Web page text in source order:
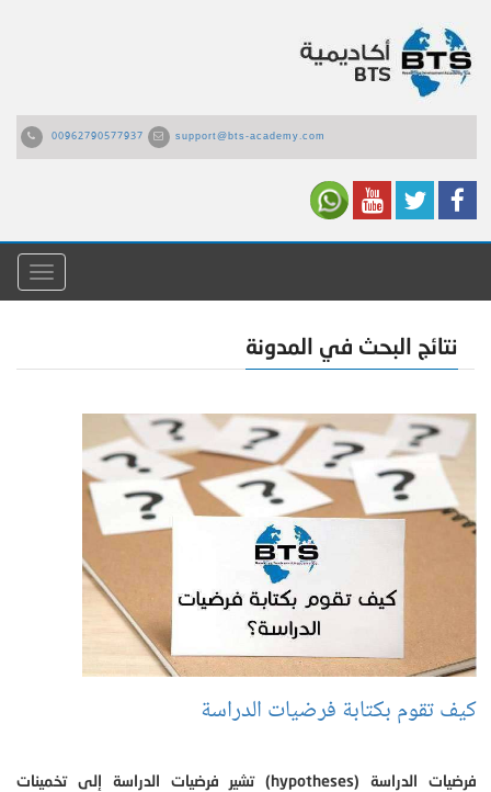
00962790577937 support@bts-academy.com
القائمة
نتائج البحث في المدونة
كيف تقوم بكتابة فرضيات الدراسة
فرضيات الدراسة (hypotheses) تشير فرضيات الدراسة إلى تخمينات